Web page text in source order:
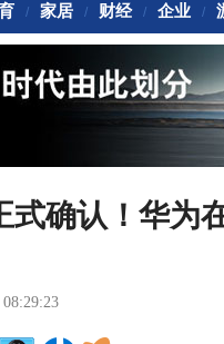
/ 家居 / 财经 / 企业 /
式确认！华为